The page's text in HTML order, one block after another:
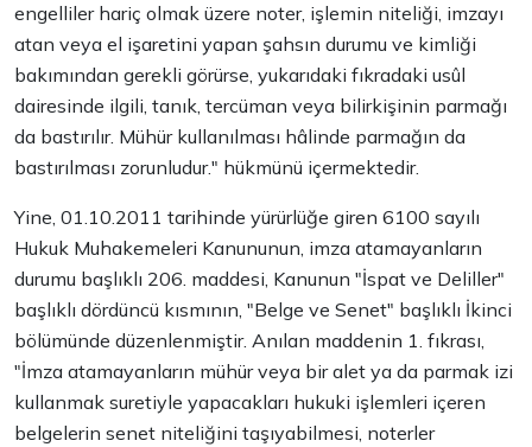
engelliler hariç olmak üzere noter, işlemin niteliği, imzayı
atan veya el işaretini yapan şahsın durumu ve kimliği
bakımından gerekli görürse, yukarıdaki fıkradaki usûl
dairesinde ilgili, tanık, tercüman veya bilirkişinin parmağı
da bastırılır. Mühür kullanılması hâlinde parmağın da
bastırılması zorunludur." hükmünü içermektedir.
Yine, 01.10.2011 tarihinde yürürlüğe giren 6100 sayılı
Hukuk Muhakemeleri Kanununun, imza atamayanların
durumu başlıklı 206. maddesi, Kanunun "İspat ve Deliller"
başlıklı dördüncü kısmının, "Belge ve Senet" başlıklı İkinci
bölümünde düzenlenmiştir. Anılan maddenin 1. fıkrası,
"İmza atamayanların mühür veya bir alet ya da parmak izi
kullanmak suretiyle yapacakları hukuki işlemleri içeren
belgelerin senet niteliğini taşıyabilmesi, noterler